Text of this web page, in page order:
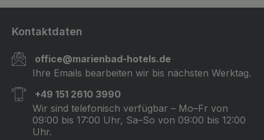
Kontaktdaten
office@marienbad-hotels.de
Ihre Emails bearbeiten wir bis nächsten Werktag.
+49 151 2610 3990
Wir sind telefonisch verfügbar – Mo–Fr von
09:00 bis 17:00 Uhr, Sa–So von 09:00 bis 12:00
Uhr.